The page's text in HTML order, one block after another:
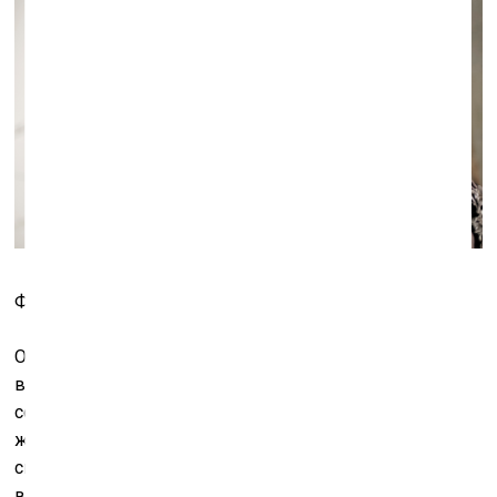
Фото: Кристине Мадьяре
Однако что бы ни становилось источником
вдохновения их коллекции – эпизод частной жизни,
социальная актуальность или просто наблюдение за
жизнью, –
свою здоровую дозу иронии (на выставке обратите